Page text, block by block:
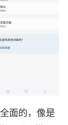
面的，像是